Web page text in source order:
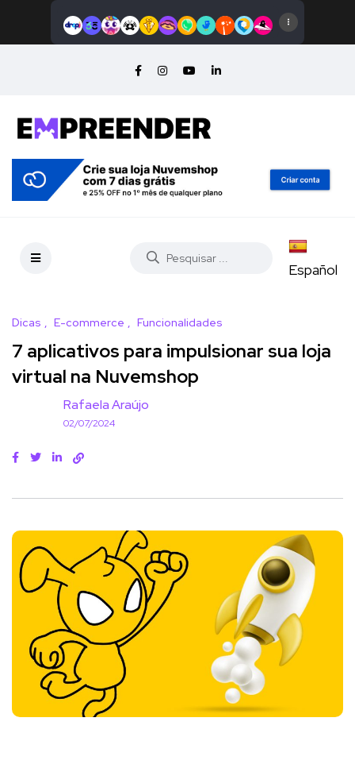
Español
Dicas E-commerce Funcionalidades
7 aplicativos para impulsionar sua loja
virtual na Nuvemshop
Rafaela Araújo
02/07/2024